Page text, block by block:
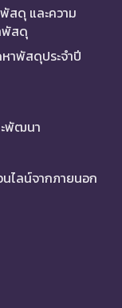
สดุ และความ
พัสดุ
าพัสดุประจำปี
พัฒนา
นไลน์จากภายนอก